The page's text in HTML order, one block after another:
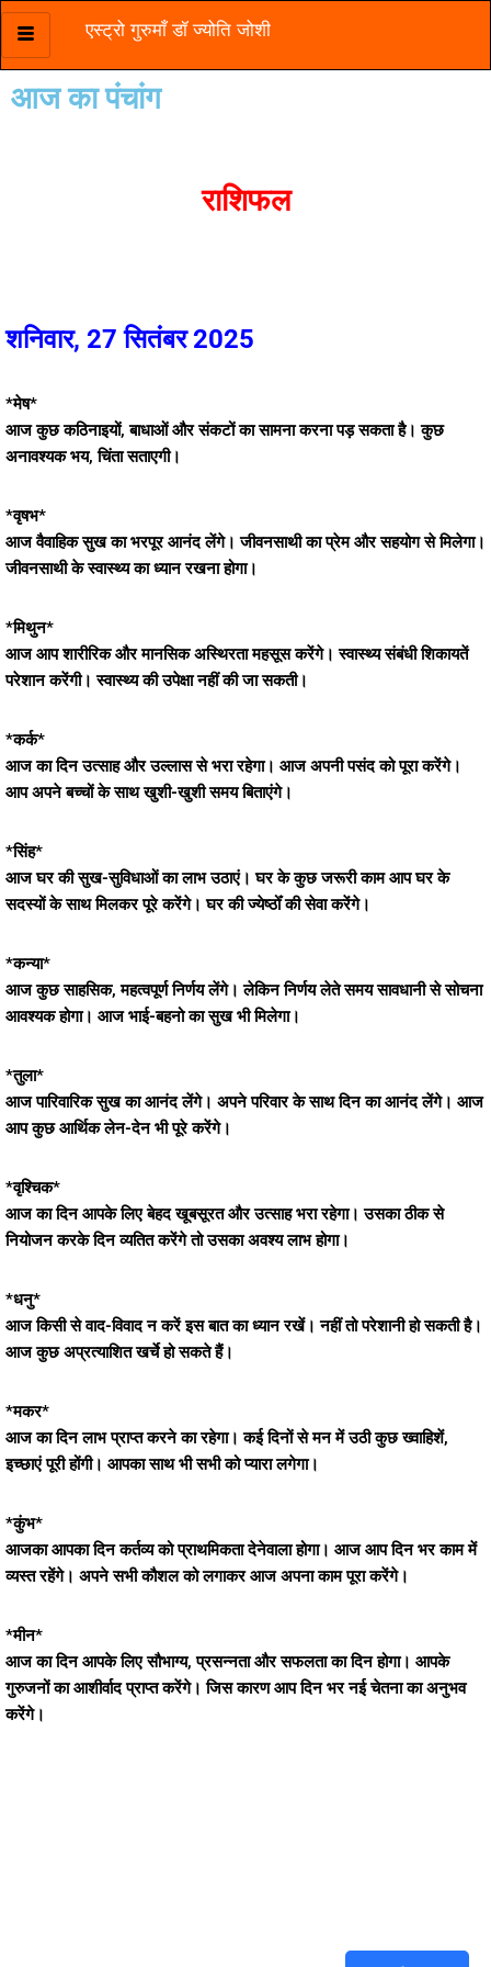
Skip
to
content
एस्ट्रो गुरुमाँ डॉ ज्योति जोशी
आज का पंचांग
राशिफल
शनिवार, 27 सितंबर 2025
*मेष*
आज कुछ कठिनाइयों, बाधाओं और संकटों का सामना करना पड़ सकता है। कुछ
अनावश्यक भय, चिंता सताएगी।
*वृषभ*
आज वैवाहिक सुख का भरपूर आनंद लेंगे। जीवनसाथी का प्रेम और सहयोग से मिलेगा।
जीवनसाथी के स्वास्थ्य का ध्यान रखना होगा।
*मिथुन*
आज आप शारीरिक और मानसिक अस्थिरता महसूस करेंगे। स्वास्थ्य संबंधी शिकायतें
परेशान करेंगी। स्वास्थ्य की उपेक्षा नहीं की जा सकती।
*कर्क*
आज का दिन उत्साह और उल्लास से भरा रहेगा। आज अपनी पसंद को पूरा करेंगे।
आप अपने बच्चों के साथ खुशी-खुशी समय बिताएंगे।
*सिंह*
आज घर की सुख-सुविधाओं का लाभ उठाएं। घर के कुछ जरूरी काम आप घर के
सदस्यों के साथ मिलकर पूरे करेंगे। घर की ज्येष्ठोँ की सेवा करेंगे।
*कन्या*
आज कुछ साहसिक, महत्वपूर्ण निर्णय लेंगे। लेकिन निर्णय लेते समय सावधानी से सोचना
आवश्यक होगा। आज भाई-बहनो का सुख भी मिलेगा।
*तुला*
आज पारिवारिक सुख का आनंद लेंगे। अपने परिवार के साथ दिन का आनंद लेंगे। आज
आप कुछ आर्थिक लेन-देन भी पूरे करेंगे।
*वृश्चिक*
आज का दिन आपके लिए बेहद खूबसूरत और उत्साह भरा रहेगा। उसका ठीक से
नियोजन करके दिन व्यतित करेंगे तो उसका अवश्य लाभ होगा।
*धनु*
आज किसी से वाद-विवाद न करें इस बात का ध्यान रखें। नहीं तो परेशानी हो सकती है।
आज कुछ अप्रत्याशित खर्चे हो सकते हैं।
*मकर*
आज का दिन लाभ प्राप्त करने का रहेगा। कई दिनों से मन में उठी कुछ ख्वाहिशें,
इच्छाएं पूरी होंगी। आपका साथ भी सभी को प्यारा लगेगा।
*कुंभ*
आजका आपका दिन कर्तव्य को प्राथमिकता देनेवाला होगा। आज आप दिन भर काम में
व्यस्त रहेंगे। अपने सभी कौशल को लगाकर आज अपना काम पूरा करेंगे।
*मीन*
आज का दिन आपके लिए सौभाग्य, प्रसन्नता और सफलता का दिन होगा। आपके
गुरुजनों का आशीर्वाद प्राप्त करेंगे। जिस कारण आप दिन भर नई चेतना का अनुभव
करेंगे।